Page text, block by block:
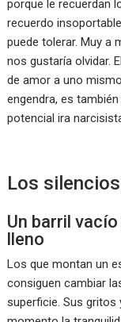
porque le recuerdan
recuerdo
puede tolerar. Muy a
nos gustaría olvidar.
de amor a uno
engendra, es
potencial ira
Los
Un barril
lleno
Los que montan un
consiguen cambiar
superficie. Sus